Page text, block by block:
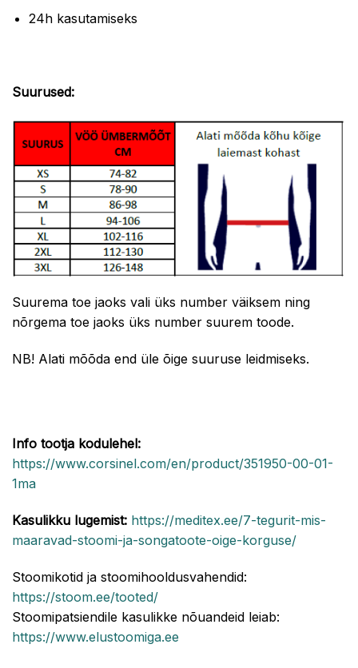
24h kasutamiseks
Suurused:
Suurema toe jaoks vali üks number väiksem ning
nõrgema toe jaoks üks number suurem toode.
NB! Alati mõõda end üle õige suuruse leidmiseks.
Info tootja kodulehel:
https://www.corsinel.com/en/product/351950-00-01-
1ma
Kasulikku lugemist: https://meditex.ee/7-tegurit-mis-
maaravad-stoomi-ja-songatoote-oige-korguse/
Stoomikotid ja stoomihooldusvahendid:
https://stoom.ee/tooted/
Stoomipatsiendile kasulikke nõuandeid leiab:
https://www.elustoomiga.ee